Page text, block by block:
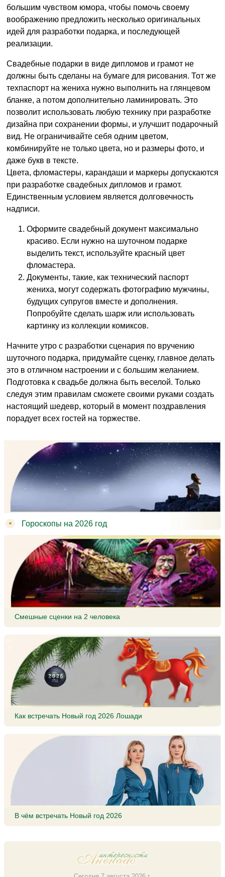
большим чувством юмора, чтобы помочь своему
воображению предложить несколько оригинальных
идей для разработки подарка, и последующей
реализации.
Свадебные подарки в виде дипломов и грамот не
должны быть сделаны на бумаге для рисования. Тот же
техпаспорт на жениха нужно выполнить на глянцевом
бланке, а потом дополнительно ламинировать. Это
позволит использовать любую технику при разработке
дизайна при сохранении формы, и улучшит подарочный
вид. Не ограничивайте себя одним цветом,
комбинируйте не только цвета, но и размеры фото, и
даже букв в тексте.
Цвета, фломастеры, карандаши и маркеры допускаются
при разработке свадебных дипломов и грамот.
Единственным условием является долговечность
надписи.
Оформите свадебный документ максимально
красиво. Если нужно на шуточном подарке
выделить текст, используйте красный цвет
фломастера.
Документы, такие, как технический паспорт
жениха, могут содержать фотографию мужчины,
будущих супругов вместе и дополнения.
Попробуйте сделать шарж или использовать
картинку из коллекции комиксов.
Начните утро с разработки сценария по вручению
шуточного подарка, придумайте сценку, главное делать
это в отличном настроении и с большим желанием.
Подготовка к свадьбе должна быть веселой. Только
следуя этим правилам сможете своими руками создать
настоящий шедевр, который в момент поздравления
порадует всех гостей на торжестве.
Гороскопы на 2026 год
Смешные сценки на 2 человека
Как встречать Новый год 2026 Лошади
В чём встречать Новый год 2026